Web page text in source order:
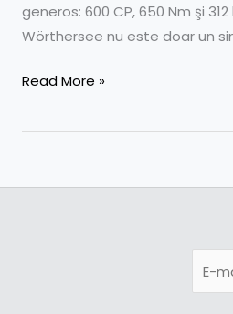
generos: 600 CP, 650 Nm şi
Wörthersee nu este doar un
Read More »